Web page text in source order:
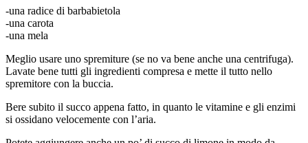
-una radice di barbabietola
-una carota
-una mela
Meglio usare uno spremiture (se no va bene anche una centrifuga).
Lavate bene tutti gli ingredienti compresa e mette il tutto nello
spremitore con la buccia.
Bere subito il succo appena fatto, in quanto le vitamine e gli enzimi
si ossidano velocemente con l’aria.